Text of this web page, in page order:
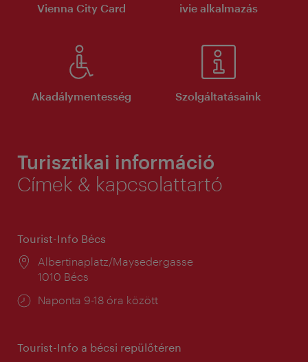
Vienna City Card ivie alkalmazás
Akadálymentesség Szolgáltatásaink
Turisztikai információ
Címek & kapcsolattartó
Tourist-Info Bécs
Helyszín:
Albertinaplatz/Maysedergasse
1010 Bécs
Nyitva
Naponta 9-18 óra között
Tourist-Info a bécsi repülőtéren